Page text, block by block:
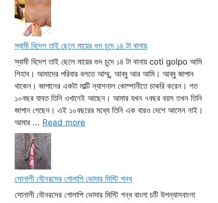
স্বামী বিদেশ তাই ছেলে মায়ের গুদ চুদে ১৪ টা বানায়
স্বামী বিদেশ তাই ছেলে মায়ের গুদ চুদে ১৪ টা বানায় coti golpo আমি
শিহাব। আমাদের পরিবার বলতে আম্মু, আব্বু আর আমি। আব্বু জাপান
থাকেন। জাপানের একটা মাল্টি ন্যাশনাল কোম্পানীতে চাকরি করেন। গত
১০বছর যাবত তিনি ওখানেই আছেন। আমার যখন ৭বছর বয়স তখন তিনি
জাপান গেছেন। এই ১০বছরের মধ্যে তিনি এক বারও দেশে আসেন নাই।
আমার ... Read more
সোনালী যৌনরসের গোলাপি ভোদার মিস্টি গন্ধ
সোনালী যৌনরসের গোলাপি ভোদার মিস্টি গন্ধ বাংলা চটি উপন্যাসবাংলা